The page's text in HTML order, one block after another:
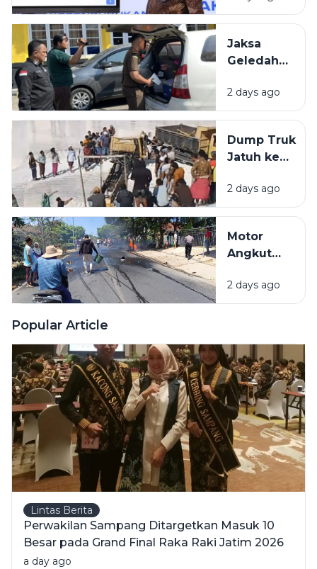
Berasal
Bangkalan
dan
Jaksa
Geledah
PUPR
Pamekasan,
Terkait
Proyek
Miliar.
2 days ago
Dump Truk
Jatuh ke
Galian C di
Pamekasan,
Selamat
2 days ago
Motor
Angkut
BBM
Terbakar
Pamekasan,
1 Orang
Meninggal
2 days ago
Popular Article
Lintas Berita
Perwakilan Sampang Ditargetkan Masuk 10
Besar pada Grand Final Raka Raki Jatim 2026
a day ago